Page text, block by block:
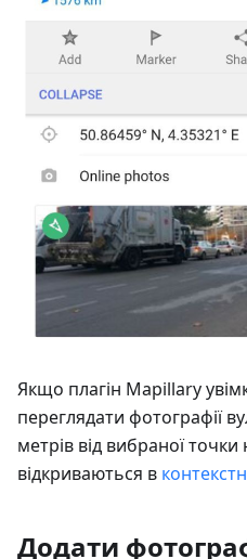
Якщо плагін Mapillary
переглядати фотографії
метрів від вибраної
відкриваються в
Додати